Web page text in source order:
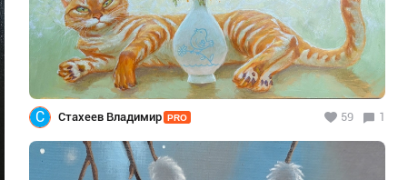
С Стахеев Владимир PRO 59 1